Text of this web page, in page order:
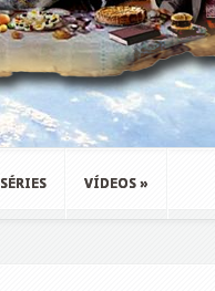
SÉRIES VÍDEOS »